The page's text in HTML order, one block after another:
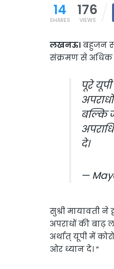
14
SHARES
176
VIEWS
लखनऊ। बहुजन
संक्रमण से अधिक
पूरे
बल्कि
दे।
—
सुश्री मायावती ने
अपराधों की बाढ़
अर्थात् यूपी में
ओर ध्यान दे। ”